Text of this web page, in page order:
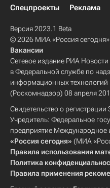
Спецпроекты
Реклама
Версия 2023.1 Beta
© 2026 МИА «Россия сегодня»
Вакансии
Сетевое издание РИА Новости
в Федеральной службе по
информационных
(Роскомнадзор) 08 апреля
Свидетельство о
Учредитель: Федеральное
предприятие Международное
«Россия сегодня» (МИА
Правила использования
Политика
Правила применения